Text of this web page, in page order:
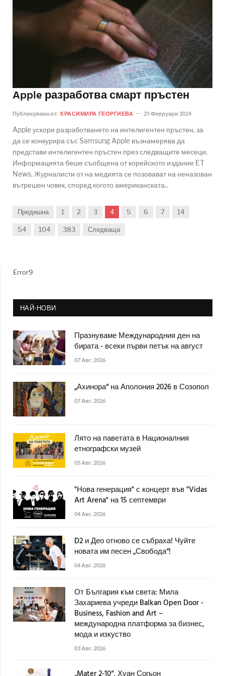
Apple разработва смарт пръстен
Публикувана от: КРАСИМИРА ГЕОРГИЕВА 25 Февруари 2024
Apple ускори разработването на интелигентен пръстен, за
да се конкурира със Samsung Apple възнамерява да
представи интелигентен пръстен през следващите месеци.
Информацията беше съобщена от корейското издание ET
News. Журналисти от на медията се позовават на неназован
вътрешен човек, според когото американската..
Предишна 1 2 3 4 5 6 7 14
54 104 383 Следваща
Error9
НАЙ-НОВИ
Празнуваме Международния ден на
бирата - всеки първи петък на август
07 Авг. 2026
„Ахинора“ на Аполония 2026 в Созопол
07 Авг. 2026
Лято на паветата в Националния
етнографски музей
05 Авг. 2026
"Нова генерация" с концерт във "Vidas
Art Arena" на 15 септември
04 Авг. 2026
D2 и Део отново се събраха! Чуйте
новата им песен „Свобода“!
04 Авг. 2026
От България към света: Мила
Захариева учреди Balkan Open Door -
Business, Fashion and Art –
международна платформа за бизнес,
мода и изкуство
03 Авг. 2026